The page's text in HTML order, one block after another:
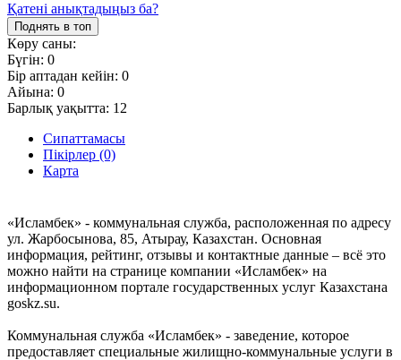
Қатені анықтадыңыз ба?
Поднять в топ
Көру саны:
Бүгін: 0
Бір аптадан кейін: 0
Айына: 0
Барлық уақытта: 12
Сипаттамасы
Пікірлер (0)
Карта
«Исламбек» - коммунальная служба, расположенная по адресу
ул. Жарбосынова, 85, Атырау, Казахстан. Основная
информация, рейтинг, отзывы и контактные данные – всё это
можно найти на странице компании «Исламбек» на
информационном портале государственных услуг Казахстана
goskz.su.
Коммунальная служба «Исламбек» - заведение, которое
предоставляет специальные жилищно-коммунальные услуги в